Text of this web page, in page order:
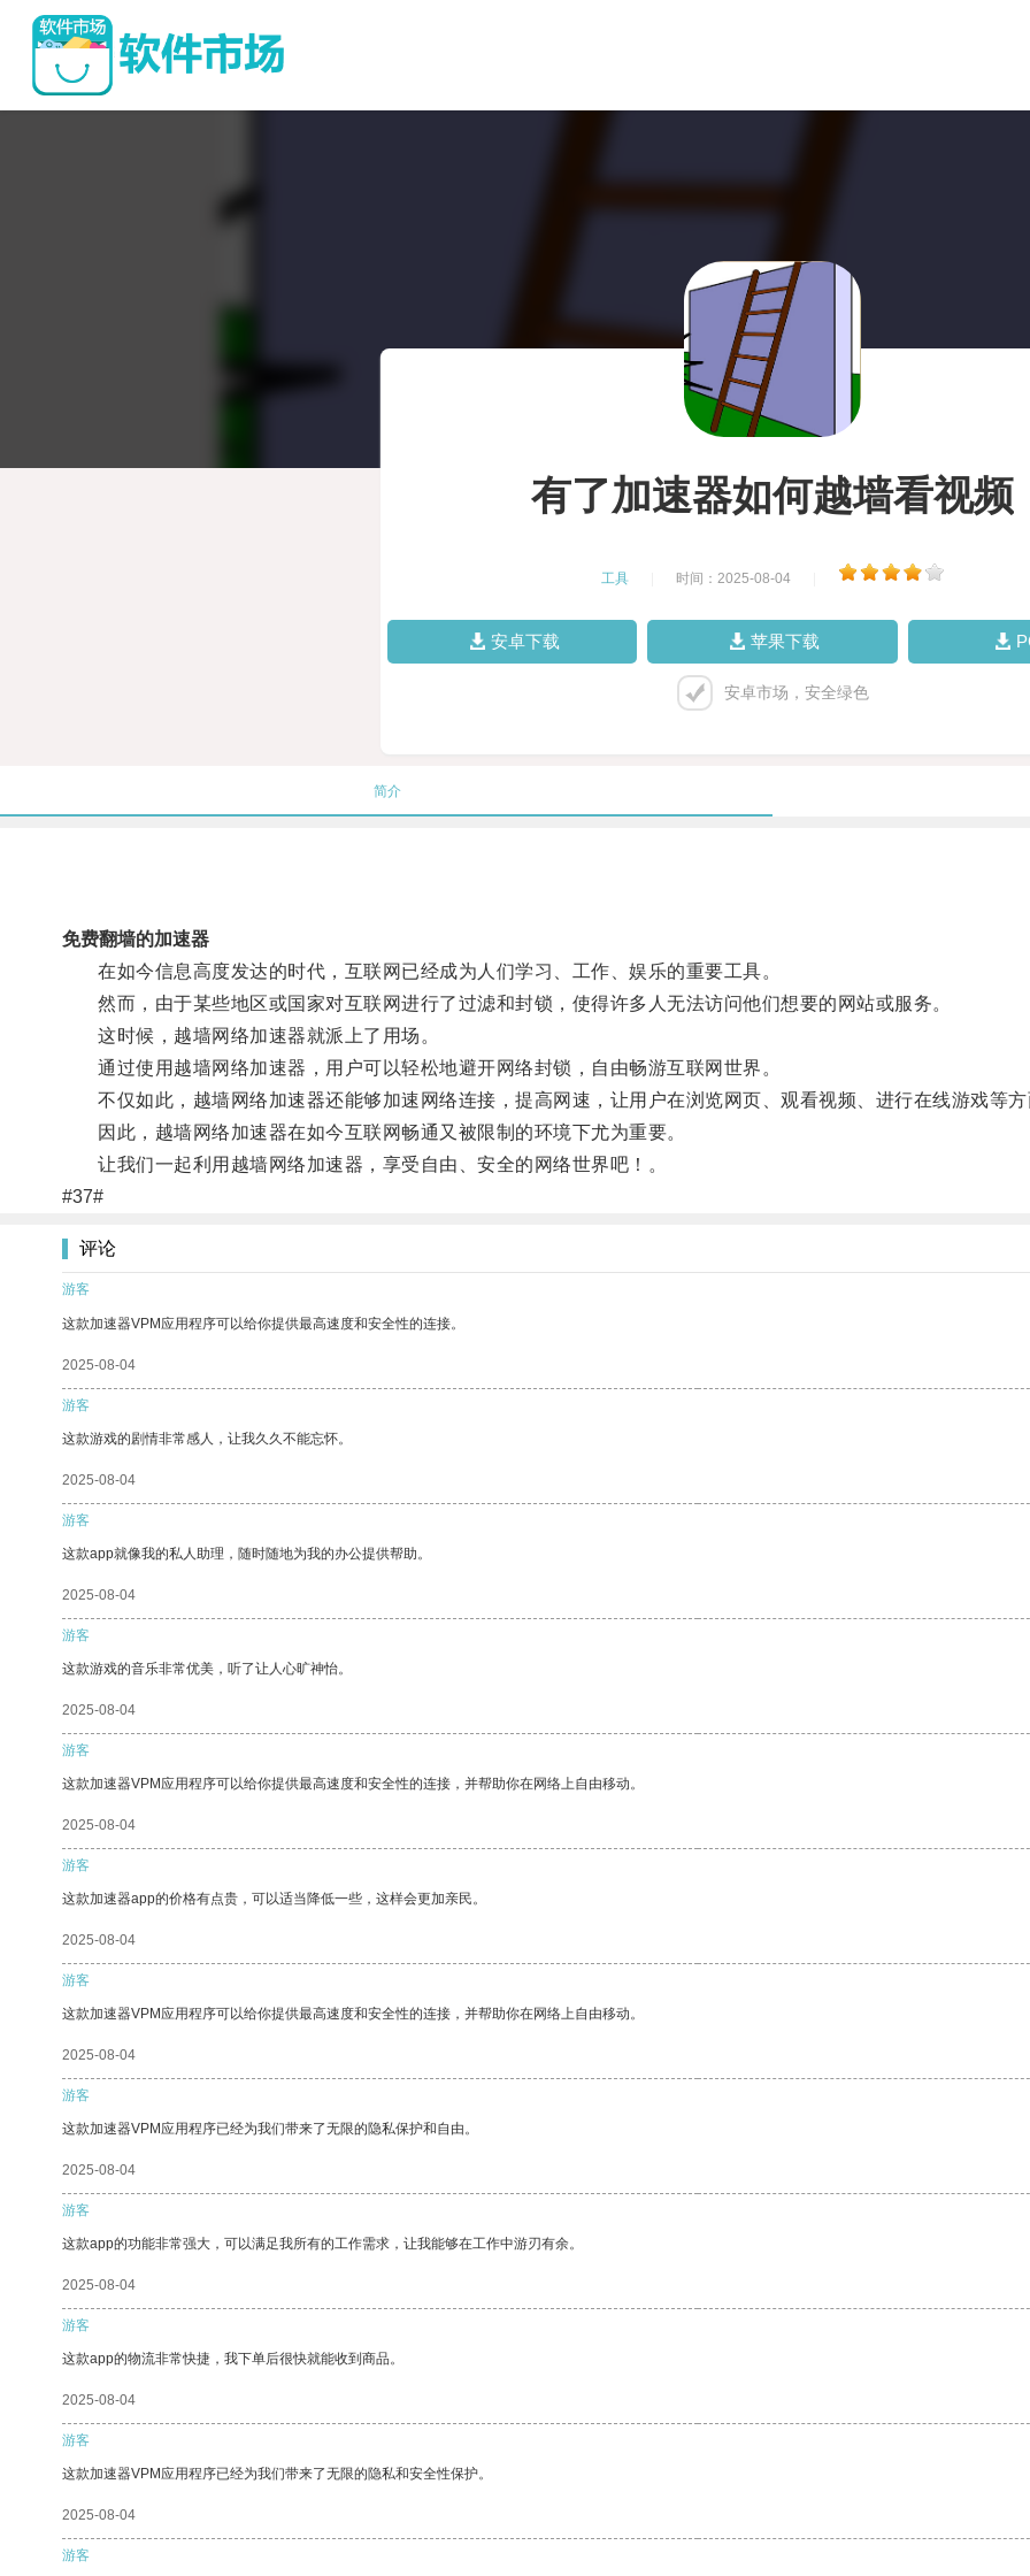
有了加速器如何越墙看视频
工具 时间：2025-08-04
安卓下载 苹果下载
安卓市场，安全绿色
简介
免费翻墙的加速器
在如今信息高度发达的时代，互联网已经成为人们学习、工作、娱乐的重要工具。
然而，由于某些地区或国家对互联网进行了过滤和封锁，使得许多人无法访问他们想要的网站或服务。
这时候，越墙网络加速器就派上了用场。
通过使用越墙网络加速器，用户可以轻松地避开网络封锁，自由畅游互联网世界。
不仅如此，越墙网络加速器还能够加速网络连接，提高网速，让用户在浏览网页、观看视频、进行在线游戏等方
因此，越墙网络加速器在如今互联网畅通又被限制的环境下尤为重要。
让我们一起利用越墙网络加速器，享受自由、安全的网络世界吧！。
#37#
评论
游客
这款加速器VPM应用程序可以给你提供最高速度和安全性的连接。
2025-08-04
游客
这款游戏的剧情非常感人，让我久久不能忘怀。
2025-08-04
游客
这款app就像我的私人助理，随时随地为我的办公提供帮助。
2025-08-04
游客
这款游戏的音乐非常优美，听了让人心旷神怡。
2025-08-04
游客
这款加速器VPM应用程序可以给你提供最高速度和安全性的连接，并帮助你在网络上自由移动。
2025-08-04
游客
这款加速器app的价格有点贵，可以适当降低一些，这样会更加亲民。
2025-08-04
游客
这款加速器VPM应用程序可以给你提供最高速度和安全性的连接，并帮助你在网络上自由移动。
2025-08-04
游客
这款加速器VPM应用程序已经为我们带来了无限的隐私保护和自由。
2025-08-04
游客
这款app的功能非常强大，可以满足我所有的工作需求，让我能够在工作中游刃有余。
2025-08-04
游客
这款app的物流非常快捷，我下单后很快就能收到商品。
2025-08-04
游客
这款加速器VPM应用程序已经为我们带来了无限的隐私和安全性保护。
2025-08-04
游客